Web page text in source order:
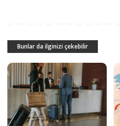
Bunlar da ilginizi çekebilir